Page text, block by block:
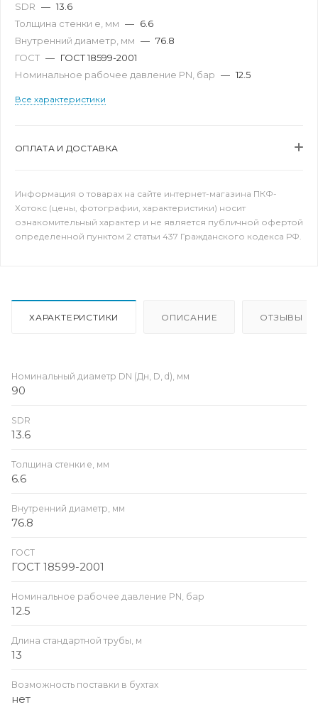
SDR — 13.6
Толщина стенки e, мм — 6.6
Внутренний диаметр, мм — 76.8
ГОСТ — ГОСТ 18599-2001
Номинальное рабочее давление PN, бар — 12.5
Все характеристики
ОПЛАТА И ДОСТАВКА
Информация о товарах на сайте интернет-магазина ПКФ-
Хотокс (цены, фотографии, характеристики) носит
ознакомительный характер и не является публичной офертой
определенной пунктом 2 статьи 437 Гражданского кодекса РФ.
ХАРАКТЕРИСТИКИ ОПИСАНИЕ ОТЗЫВЫ
Номинальный диаметр DN (Дн, D, d), мм
90
SDR
13.6
Толщина стенки e, мм
6.6
Внутренний диаметр, мм
76.8
ГОСТ
ГОСТ 18599-2001
Номинальное рабочее давление PN, бар
12.5
Длина стандартной трубы, м
13
Возможность поставки в бухтах
нет